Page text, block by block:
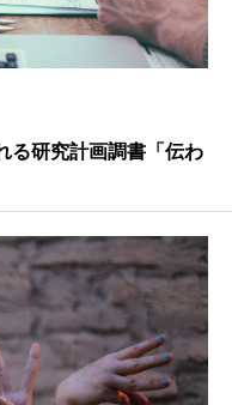
る研究計画調書「伝わ